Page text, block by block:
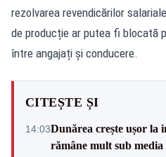
rezolvarea revendicărilor
de producție ar putea fi blocată
între angajați și conducere.
CITEȘTE ȘI
14:03Dunărea crește ușor la
rămâne mult sub